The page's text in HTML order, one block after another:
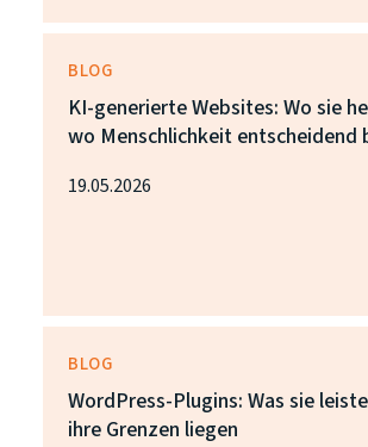
BLOG
KI-generierte Websites: Wo sie
wo Menschlichkeit entscheidend
19.05.2026
BLOG
WordPress-Plugins: Was sie
ihre Grenzen liegen